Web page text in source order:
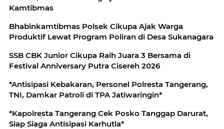
Kamtibmas
Bhabinkamtibmas Polsek Cikupa Ajak Warga
Produktif Lewat Program Poliran di Desa Sukanagara
SSB CBK Junior Cikupa Raih Juara 3 Bersama di
Festival Anniversary Putra Cisereh 2026
*Antisipasi Kebakaran, Personel Polresta Tangerang,
TNI, Damkar Patroli di TPA Jatiwaringin*
*Kapolresta Tangerang Cek Posko Tanggap Darurat,
Siap Siaga Antisipasi Karhutla*